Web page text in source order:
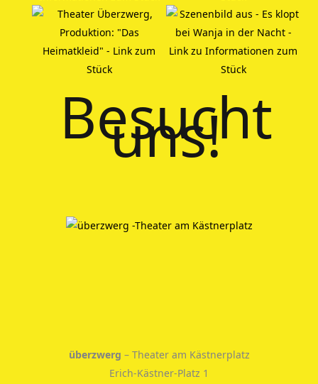
Besucht
uns!
überzwerg – Theater am Kästnerplatz
Erich-Kästner-Platz 1